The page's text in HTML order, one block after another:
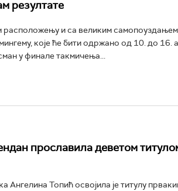
резултате
расположењу и са великим самопоуздањем
које ће бити одржано од 10. до 16.
у финале такмичења...
прославила деветом
Ангелина Топић освојила је титулу